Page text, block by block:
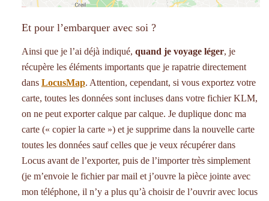
Et pour l’embarquer avec soi ?
Ainsi que je l’ai déjà indiqué, quand je voyage léger, je
récupère les éléments importants que je rapatrie directement
dans LocusMap. Attention, cependant, si vous exportez votre
carte, toutes les données sont incluses dans votre fichier KLM,
on ne peut exporter calque par calque. Je duplique donc ma
carte (« copier la carte ») et je supprime dans la nouvelle carte
toutes les données sauf celles que je veux récupérer dans
Locus avant de l’exporter, puis de l’importer très simplement
(je m’envoie le fichier par mail et j’ouvre la pièce jointe avec
mon téléphone, il n’y a plus qu’à choisir de l’ouvrir avec locus